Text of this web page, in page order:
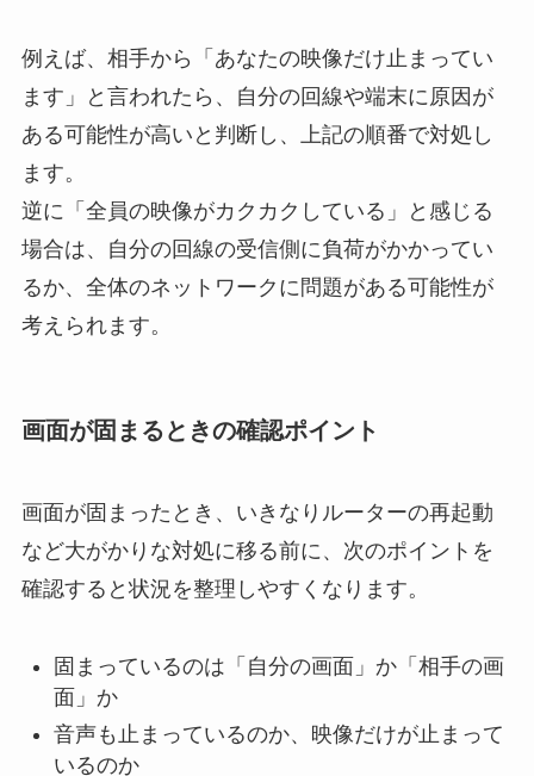
例えば、相手から「あなたの映像だけ止まってい
ます」と言われたら、自分の回線や端末に原因が
ある可能性が高いと判断し、上記の順番で対処し
ます。
逆に「全員の映像がカクカクしている」と感じる
場合は、自分の回線の受信側に負荷がかかってい
るか、全体のネットワークに問題がある可能性が
考えられます。
画面が固まるときの確認ポイント
画面が固まったとき、いきなりルーターの再起動
など大がかりな対処に移る前に、次のポイントを
確認すると状況を整理しやすくなります。
固まっているのは「自分の画面」か「相手の画
面」か
音声も止まっているのか、映像だけが止まって
いるのか